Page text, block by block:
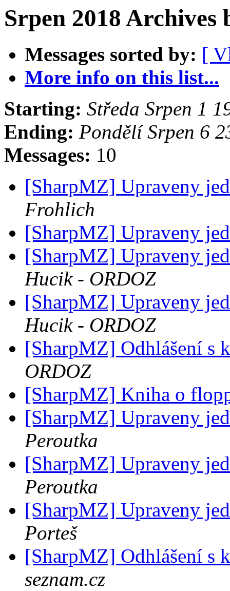
Srpen 2018 Archives
Messages sorted by: [
More info on this list...
Starting: Středa Srpen 1
Ending: Pondělí Srpen 6
Messages: 10
[SharpMZ] Upraveny
Frohlich
[SharpMZ] Upraveny
[SharpMZ] Upraveny
Hucik - ORDOZ
[SharpMZ] Upraveny
Hucik - ORDOZ
[SharpMZ] Odhlášení s
ORDOZ
[SharpMZ] Kniha o
[SharpMZ] Upraveny
Peroutka
[SharpMZ] Upraveny
Peroutka
[SharpMZ] Upraveny
Porteš
[SharpMZ] Odhlášení s
seznam.cz